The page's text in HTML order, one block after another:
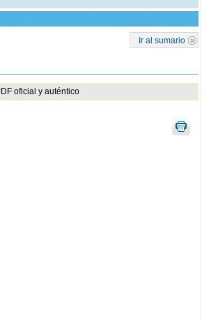
Ir al sumario
oficial y auténtico